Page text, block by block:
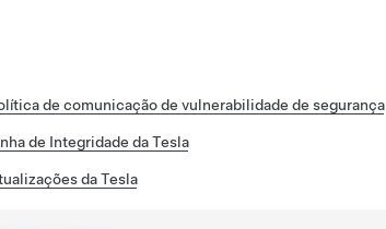
de comunicação de vulnerabilidade de segurança
de Integridade da Tesla
da Tesla